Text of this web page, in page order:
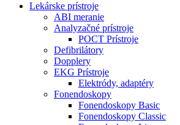
Lekárske prístroje
ABI meranie
Analyzačné prístroje
POCT Prístroje
Defibrilátory
Dopplery
EKG Prístroje
Elektródy, adaptéry
Fonendoskopy
Fonendoskopy Basic
Fonendoskopy Classic